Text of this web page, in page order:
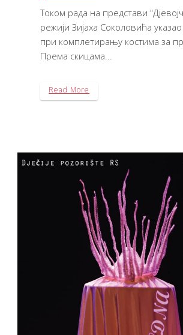
Током рада на представи
режији Зијаха Соколовића
при комплетирању костима за
Према скицама...
Read More